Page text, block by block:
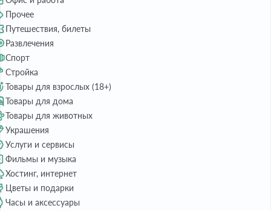
Прочее
Путешествия, билеты
Развлечения
Спорт
Стройка
Товары для взрослых (18+)
Товары для дома
Товары для животных
Украшения
Услуги и сервисы
Фильмы и музыка
Хостинг, интернет
Цветы и подарки
Часы и аксессуары